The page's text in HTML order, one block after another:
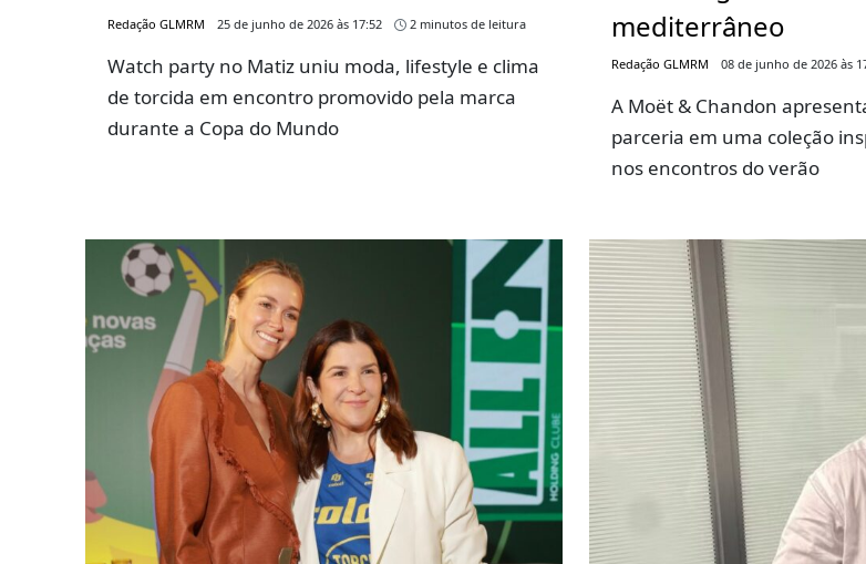
Redação GLMRM 25 de junho de 2026 às 17:52 2 minutos de leitura
Watch party no Matiz uniu moda, lifestyle e clima
de torcida em encontro promovido pela marca
durante a Copa do Mundo
mediterrâneo
Redação GLMRM 08 de junho de 2026 às
A Moët & Chandon
parceria em uma coleção
nos encontros do verão